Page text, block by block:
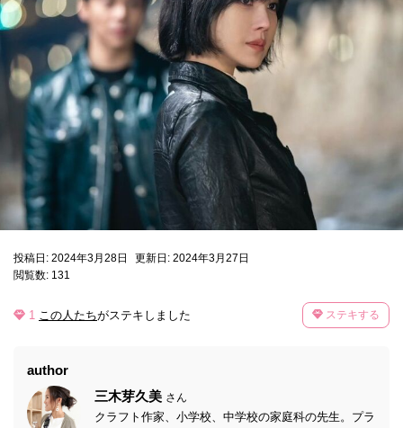
投稿日: 2024年3月28日
更新日: 2024年3月27日
閲覧数: 131
1 この人たちがステキしました ステキする
author
三木芽久美 さん
クラフト作家、小学校、中学校の家庭科の先生。プラ